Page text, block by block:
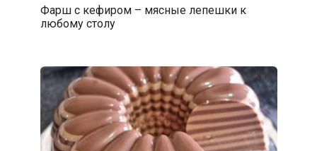
Фарш с кефиром – мясные лепешки к
любому столу